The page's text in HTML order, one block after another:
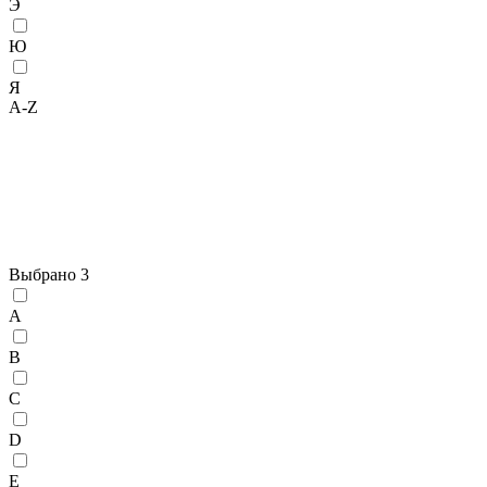
Э
Ю
Я
A-Z
Выбрано 3
A
B
C
D
E